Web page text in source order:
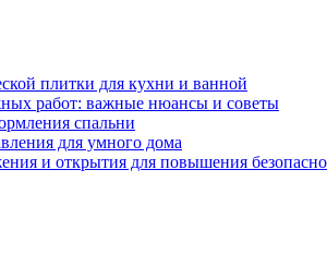
плитки для кухни и ванной
работ: важные нюансы и советы
спальни
для умного дома
и открытия для повышения